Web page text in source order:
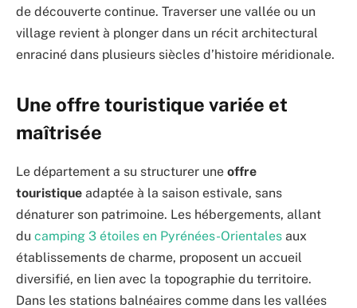
de découverte continue. Traverser une vallée ou un
village revient à plonger dans un récit architectural
enraciné dans plusieurs siècles d’histoire méridionale.
Une offre touristique variée et
maîtrisée
Le département a su structurer une offre
touristique adaptée à la saison estivale, sans
dénaturer son patrimoine. Les hébergements, allant
du camping 3 étoiles en Pyrénées-Orientales aux
établissements de charme, proposent un accueil
diversifié, en lien avec la topographie du territoire.
Dans les stations balnéaires comme dans les vallées